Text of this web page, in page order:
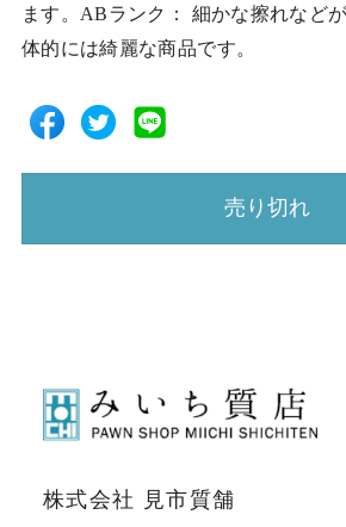
ます。ABランク： 細かな擦れなど
体的には綺麗な商品です。
売り切れ
株式会社 見市質舗